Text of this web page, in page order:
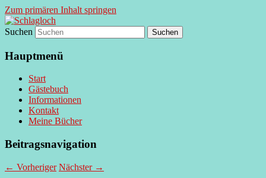
Zum primären Inhalt springen
Schlagloch
supersberger taggedanken
Suchen
Hauptmenü
Start
Gästebuch
Informationen
Kontakt
Meine Bücher
Beitragsnavigation
← Vorheriger Nächster →